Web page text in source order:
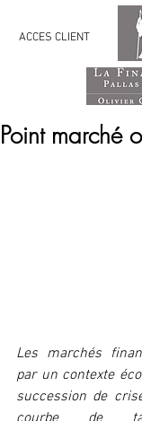
ACCES CLIENT
Point marché
Les marchés
par un contexte
succession de